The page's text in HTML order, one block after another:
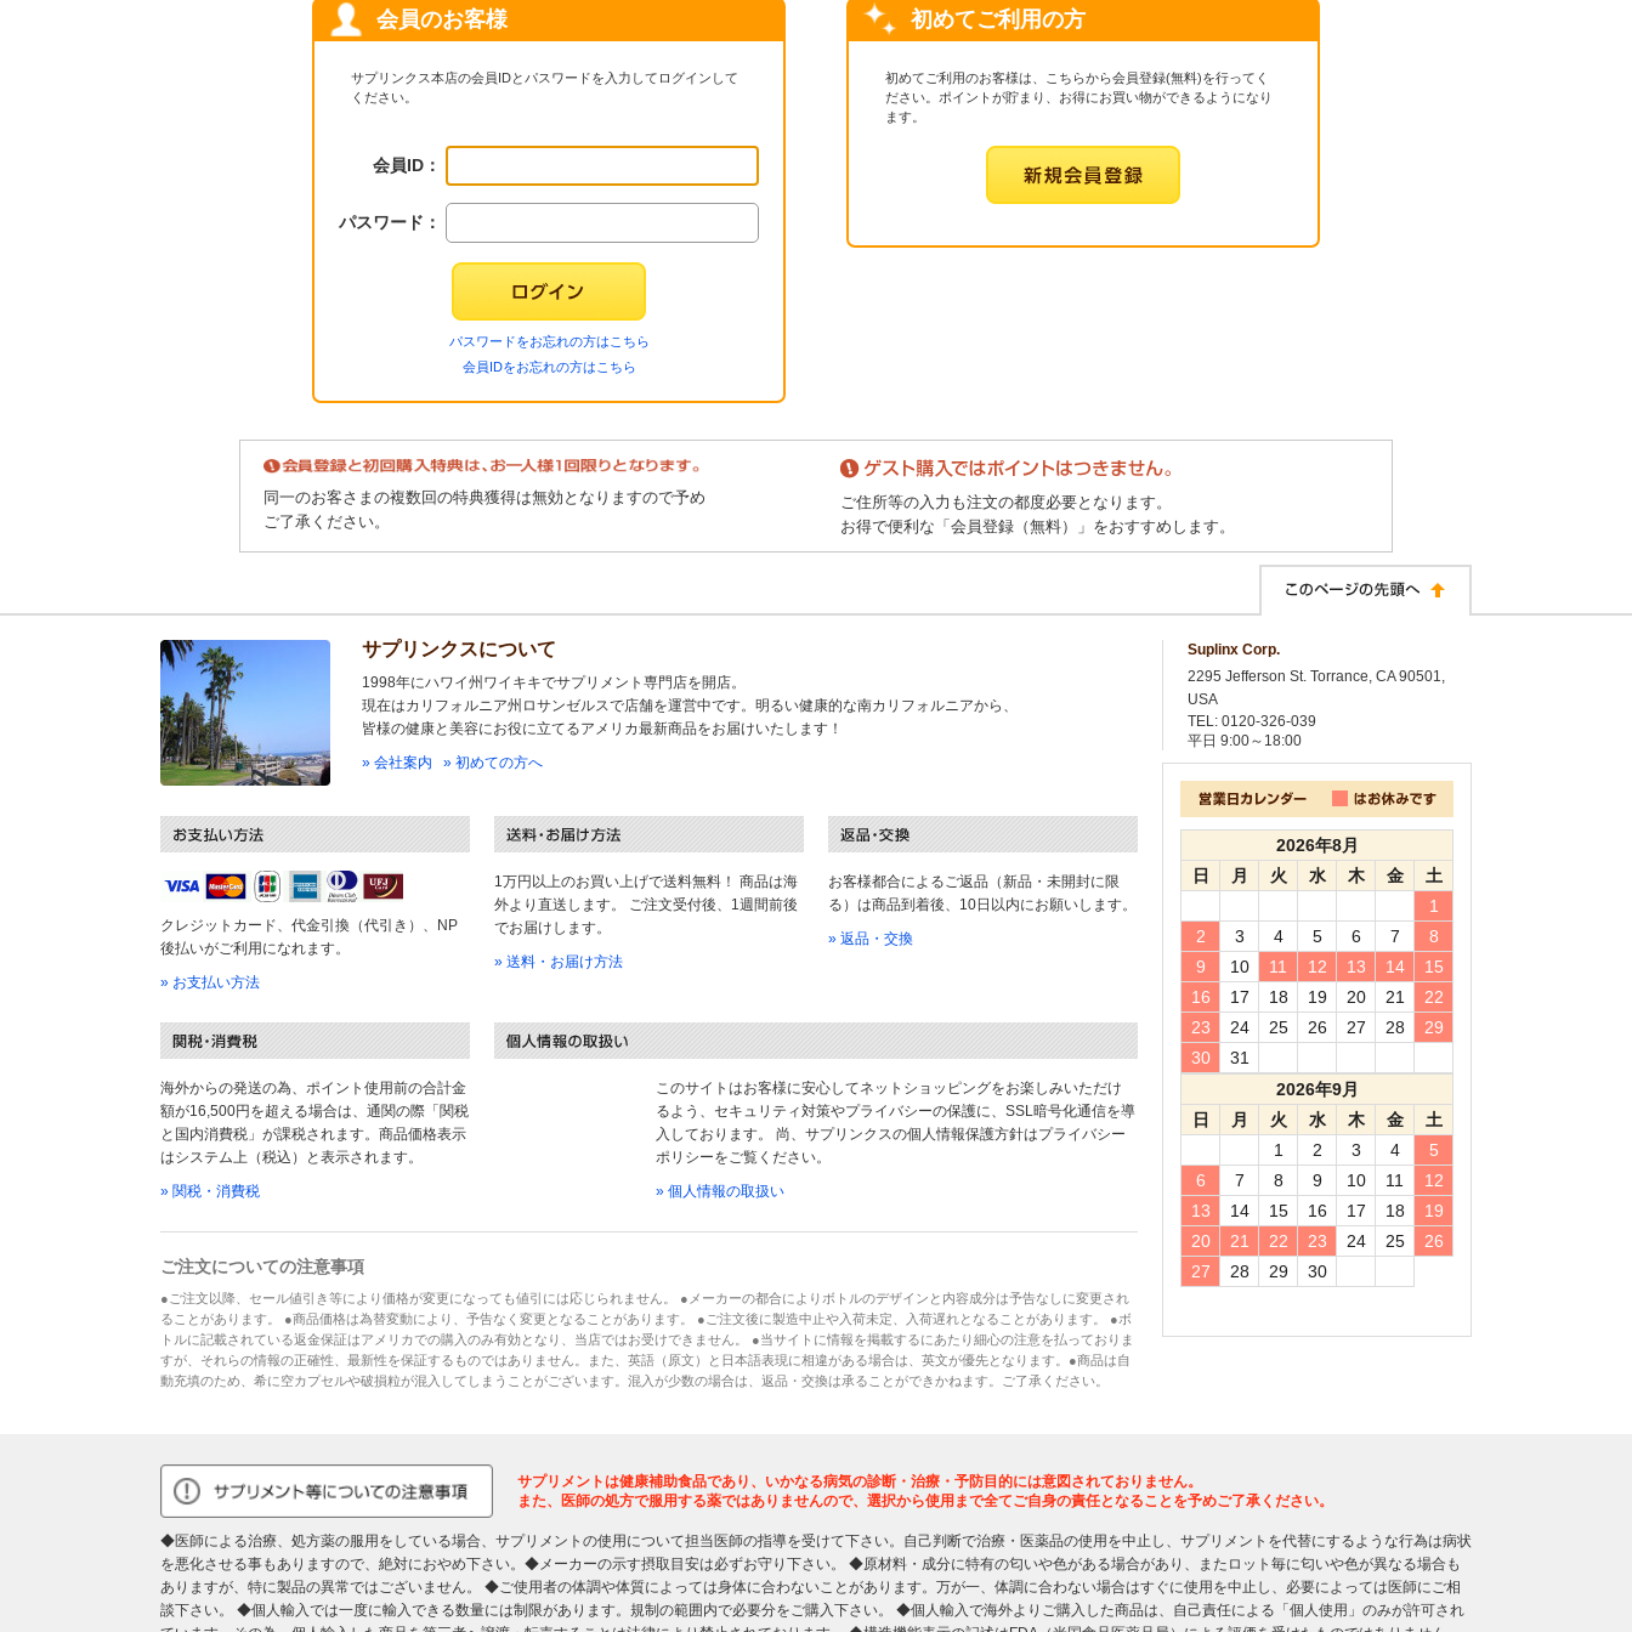
会員のお客様
サプリンクス本店の会員IDとパスワードを入力してログインして
ください。
会員ID：
パスワード：
パスワードをお忘れの方はこちら
会員IDをお忘れの方はこちら
初めてご利用の方
初めてご利用のお客様は、こちらから会員登録(無料)を行ってく
ださい。ポイントが貯まり、お得にお買い物ができるようになり
ます。
同一のお客さまの複数回の特典獲得は無効となりますので予め
ご了承ください。
ご住所等の入力も注文の都度必要となります。
お得で便利な「会員登録（無料）」をおすすめします。
サプリンクスについて
1998年にハワイ州ワイキキでサプリメント専門店を開店。
現在はカリフォルニア州ロサンゼルスで店舗を運営中です。明るい健康的な南カリフォルニアから、
皆様の健康と美容にお役に立てるアメリカ最新商品をお届けいたします！
» 会社案内
» 初めての方へ
クレジットカード、代金引換（代引き）、NP
後払いがご利用になれます。
» お支払い方法
1万円以上のお買い上げで送料無料！ 商品は海
外より直送します。 ご注文受付後、1週間前後
でお届けします。
» 送料・お届け方法
お客様都合によるご返品（新品・未開封に限
る）は商品到着後、10日以内にお願いします。
» 返品・交換
海外からの発送の為、ポイント使用前の合計金
額が16,500円を超える場合は、通関の際「関税
と国内消費税」が課税されます。商品価格表示
はシステム上（税込）と表示されます。
» 関税・消費税
このサイトはお客様に安心してネットショッピングをお楽しみいただけ
るよう、セキュリティ対策やプライバシーの保護に、SSL暗号化通信を導
入しております。 尚、サプリンクスの個人情報保護方針はプライバシー
ポリシーをご覧ください。
» 個人情報の取扱い
ご注文についての注意事項
●ご注文以降、セール値引き等により価格が変更になっても値引には応じられません。 ●メーカーの都合によりボトルのデザインと内容成分は予告なしに変更され
ることがあります。 ●商品価格は為替変動により、予告なく変更となることがあります。 ●ご注文後に製造中止や入荷未定、入荷遅れとなることがあります。 ●ボ
トルに記載されている返金保証はアメリカでの購入のみ有効となり、当店ではお受けできません。 ●当サイトに情報を掲載するにあたり細心の注意を払っておりま
すが、それらの情報の正確性、最新性を保証するものではありません。また、英語（原文）と日本語表現に相違がある場合は、英文が優先となります。●商品は自
動充填のため、希に空カプセルや破損粒が混入してしまうことがございます。混入が少数の場合は、返品・交換は承ることができかねます。ご了承ください。
Suplinx Corp.
2295 Jefferson St. Torrance, CA 90501,
USA
TEL: 0120-326-039
平日 9:00～18:00
2026年8月
日
月 火 水 木 金
土
1
2
3 4 5 6 7
8
9
10 11 12 13 14
15
16
17 18 19 20 21
22
23
24 25 26 27 28
29
30
31
2026年9月
日
月 火 水 木 金
土
1
2 3 4
5
6
7 8 9 10 11
12
13
14 15 16 17 18
19
20
21 22 23 24 25
26
27
28 29 30
サプリメントは健康補助食品であり、いかなる病気の診断・治療・予防目的には意図されておりません。
また、医師の処方で服用する薬ではありませんので、選択から使用まで全てご自身の責任となることを予めご了承ください。
◆医師による治療、処方薬の服用をしている場合、サプリメントの使用について担当医師の指導を受けて下さい。自己判断で治療・医薬品の使用を中止し、サプリメントを代替にするような行為は病状
を悪化させる事もありますので、絶対におやめ下さい。◆メーカーの示す摂取目安は必ずお守り下さい。 ◆原材料・成分に特有の匂いや色がある場合があり、またロット毎に匂いや色が異なる場合も
ありますが、特に製品の異常ではございません。 ◆ご使用者の体調や体質によっては身体に合わないことがあります。万が一、体調に合わない場合はすぐに使用を中止し、必要によっては医師にご相
談下さい。 ◆個人輸入では一度に輸入できる数量には制限があります。規制の範囲内で必要分をご購入下さい。 ◆個人輸入で海外よりご購入した商品は、自己責任による「個人使用」のみが許可され